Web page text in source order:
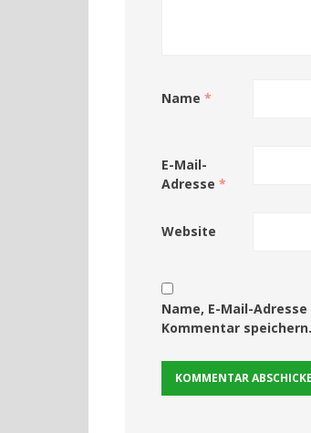
Name *
E-Mail-
Adresse *
Website
Name, E-Mail-
Kommentar speichern.